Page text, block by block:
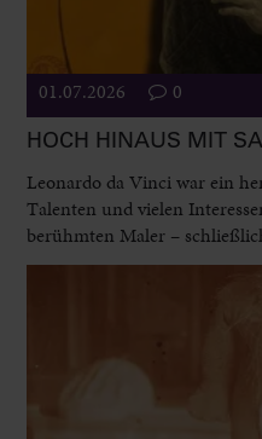
01.07.2026 0
HOCH HINAUS MIT
Leonardo da Vinci war ein
Talenten und vielen
berühmten Maler –